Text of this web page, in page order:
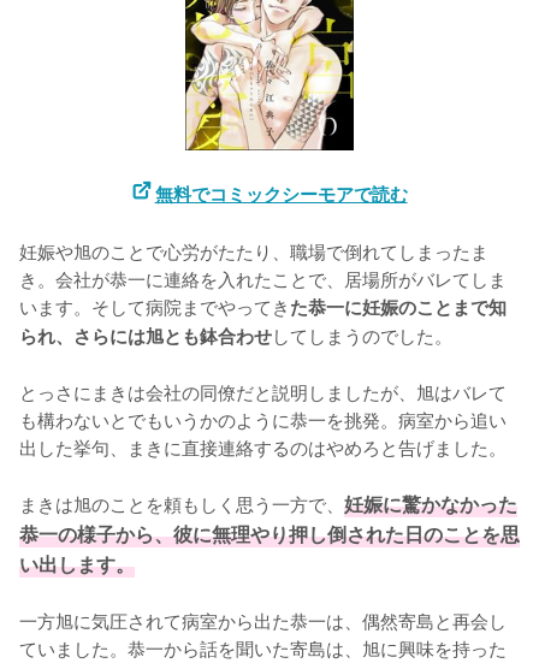
無料でコミックシーモアで読む
妊娠や旭のことで心労がたたり、職場で倒れてしまったま
き。会社が恭一に連絡を入れたことで、居場所がバレてしま
います。そして病院までやってきた恭一に妊娠のことまで知
られ、さらには旭とも鉢合わせしてしまうのでした。
とっさにまきは会社の同僚だと説明しましたが、旭はバレて
も構わないとでもいうかのように恭一を挑発。病室から追い
出した挙句、まきに直接連絡するのはやめろと告げました。
まきは旭のことを頼もしく思う一方で、 妊娠に驚かなかった
恭一の様子から、彼に無理やり押し倒された日のことを思
い出します。
一方旭に気圧されて病室から出た恭一は、偶然寄島と再会し
ていました。恭一から話を聞いた寄島は、旭に興味を持った